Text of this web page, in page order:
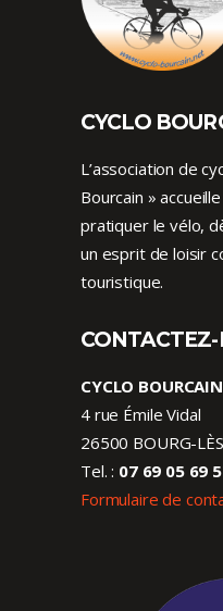
CYCLO
L’association de
Bourcain »
pratiquer le vélo,
un esprit de loisir
touristique.
CYCLO BOURCAIN
4 rue Émile Vidal
26500 BOURG-
Tel. : 07 69 05 69
Formulaire de